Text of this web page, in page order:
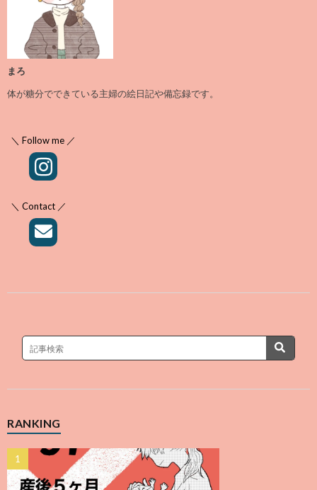
まろ
体が糖分でできている主婦の絵日記や備忘録です。
＼ Follow me ／
＼ Contact ／
RANKING